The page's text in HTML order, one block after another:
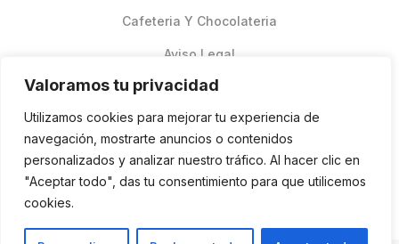
Valoramos tu privacidad
Utilizamos cookies para mejorar tu experiencia de
navegación, mostrarte anuncios o contenidos
personalizados y analizar nuestro tráfico. Al hacer clic en
"Aceptar todo", das tu consentimiento para que utilicemos
cookies.
Cafeteria Y Chocolateria
Aviso Legal
Pedidos Online Glovo
Contacto